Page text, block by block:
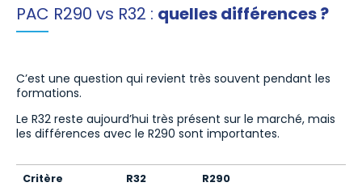
PAC R290 vs R32 : quelles différences ?
C’est une question qui revient très souvent pendant les
formations.
Le R32 reste aujourd’hui très présent sur le marché, mais
les différences avec le R290 sont importantes.
Critère R32
R290